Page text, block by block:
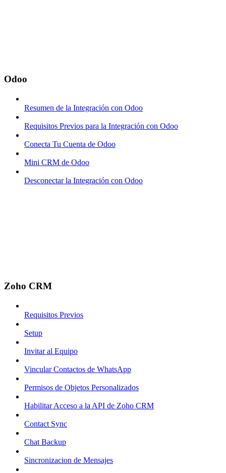
Odoo
Resumen de la Integración con Odoo
Requisitos Previos para la Integración con Odoo
Conecta Tu Cuenta de Odoo
Mini CRM de Odoo
Desconectar la Integración con Odoo
Zoho CRM
Requisitos Previos
Setup
Invitar al Equipo
Vincular Contactos de WhatsApp
Permisos de Objetos Personalizados
Habilitar Acceso a la API de Zoho CRM
Contact Sync
Chat Backup
Sincronizacion de Mensajes